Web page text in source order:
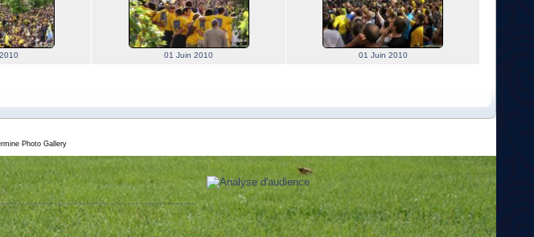
01 Juin 2010 01 Juin 2010
Photo Gallery